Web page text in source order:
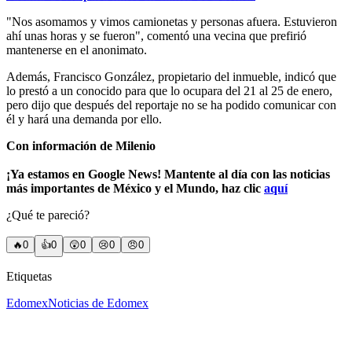
"Nos asomamos y vimos camionetas y personas afuera. Estuvieron
ahí unas horas y se fueron", comentó una vecina que prefirió
mantenerse en el anonimato.
Además, Francisco González, propietario del inmueble, indicó que
lo prestó a un conocido para que lo ocupara del 21 al 25 de enero,
pero dijo que después del reportaje no se ha podido comunicar con
él y hará una demanda por ello.
Con información de Milenio
¡Ya estamos en Google News! Mantente al día con las noticias
más importantes de México y el Mundo, haz clic aquí
¿Qué te pareció?
🔥0 👍0 😲0 😢0 😠0
Etiquetas
EdomexNoticias de Edomex